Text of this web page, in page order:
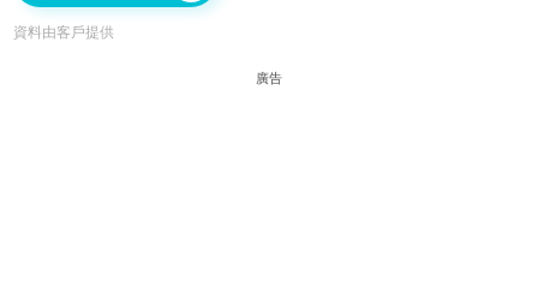
資料由客戶提供
廣告